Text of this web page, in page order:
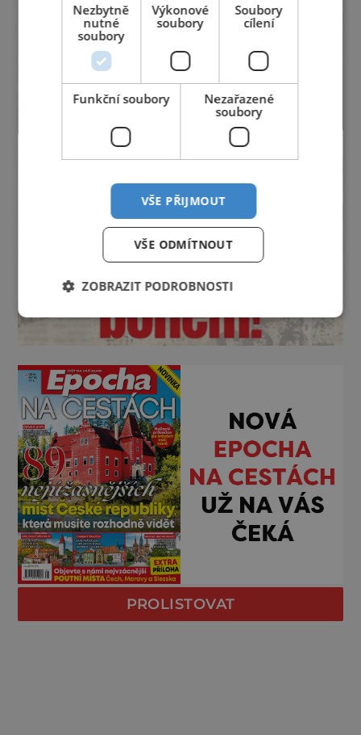
PROLISTOVAT
Nezbytně
nutné
soubory
Výkonové
soubory
Soubory
cílení
Funkční soubory
Nezařazené
soubory
VŠE PŘIJMOUT
VŠE ODMÍTNOUT
ZOBRAZIT PODROBNOSTI